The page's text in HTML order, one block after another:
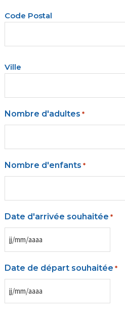
Postal
Code Postal
Ville
Nombre d'adultes *
Nombre d'enfants *
Date d'arrivée souhaitée *
JJ
slash
AAAA
Date de départ souhaitée *
JJ